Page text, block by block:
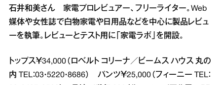
石井和美さん 家電プロレビュアー、フリーライター。Web
媒体や女性誌で白物家電や日用品などを中心に製品レビュ
ーを執筆。レビューとテスト用に「家電ラボ」を開設。
トップス￥34,000（ロベルト コリーナ／ビームス ハウス 丸の
内 TEL：03・5220・8686） パンツ￥25,000（フィーニー TEL：